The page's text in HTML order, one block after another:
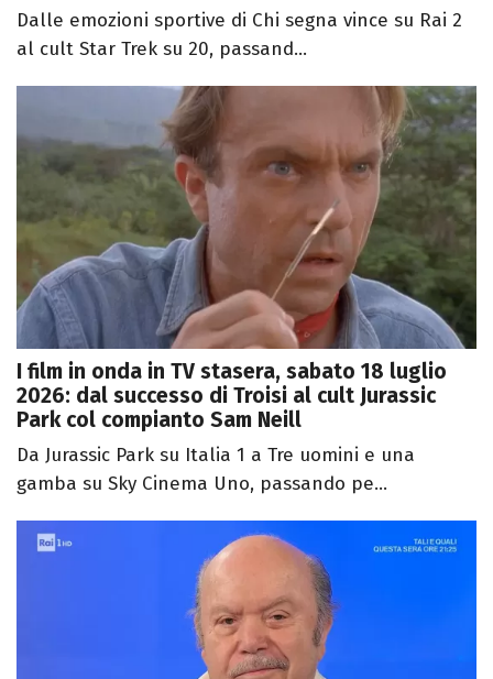
Dalle emozioni sportive di Chi segna vince su Rai 2
al cult Star Trek su 20, passand...
I film in onda in TV stasera, sabato 18 luglio
2026: dal successo di Troisi al cult Jurassic
Park col compianto Sam Neill
Da Jurassic Park su Italia 1 a Tre uomini e una
gamba su Sky Cinema Uno, passando pe...